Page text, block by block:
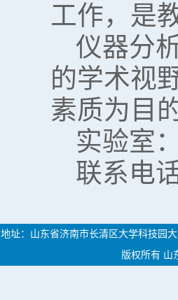
工作，是
仪器分
的学术视
素质为目
实验室
联系电
地址：山东省济南市长清区大学科技园
版权所有 山